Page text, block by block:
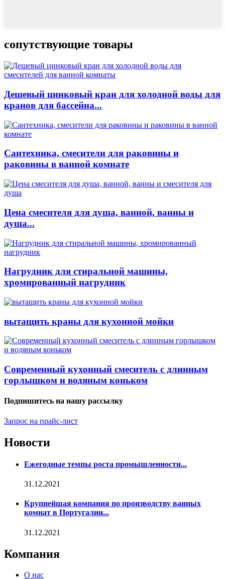
сопутствующие товары
Дешевый цинковый кран для холодной воды для
кранов для бассейна...
Сантехника, смесители для раковины и
раковины в ванной комнате
Цена смесителя для душа, ванной, ванны и
душа...
Нагрудник для стиральной машины,
хромированный нагрудник
вытащить краны для кухонной мойки
Современный кухонный смеситель с длинным
горлышком и водяным коньком
Подпишитесь на нашу рассылку
Запрос на прайс-лист
Новости
Ежегодные темпы роста промышленности...
31.12.2021
Крупнейшая компания по производству ванных
комнат в Португалии...
31.12.2021
Компания
О нас